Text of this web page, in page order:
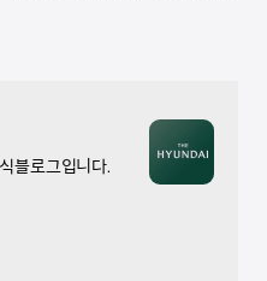
블로그입니다.